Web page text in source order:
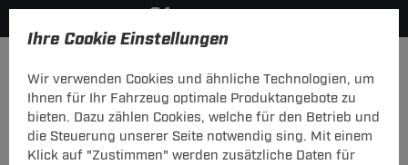
Ihre Cookie Einstellungen
Wir verwenden Cookies und ähnliche Technologien, um
Ihnen für Ihr Fahrzeug optimale Produktangebote zu
bieten. Dazu zählen Cookies, welche für den Betrieb und
die Steuerung unserer Seite notwendig sing. Mit einem
Klick auf "Zustimmen" werden zusätzliche Daten für
Hier geht's zur Fahrzeugübersicht: Volvo V70 Kombi